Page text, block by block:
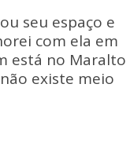
seu espaço e
com ela em
está no Maralto
existe meio